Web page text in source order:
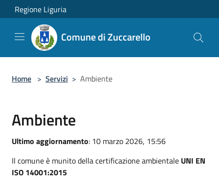
Salta al contenuto principale
Regione Liguria
Comune di Zuccarello
Home > Servizi > Ambiente
Ambiente
Ultimo aggiornamento: 10 marzo 2026, 15:56
Il comune è munito della certificazione ambientale UNI EN
ISO 14001:2015